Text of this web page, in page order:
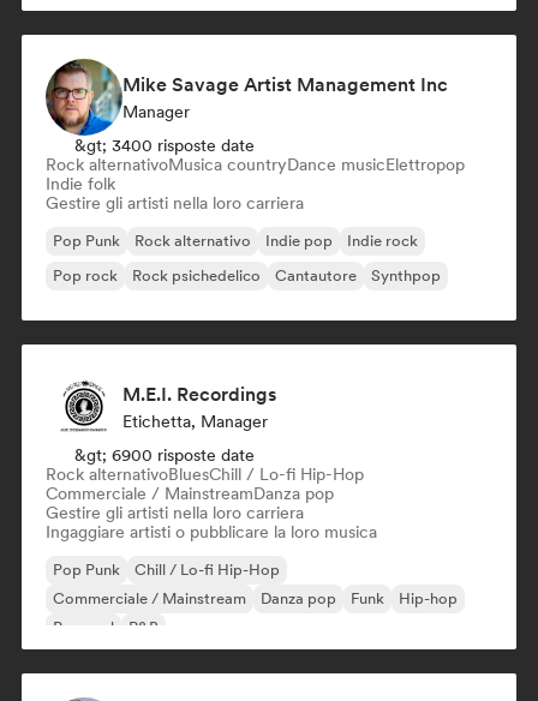
Mike Savage Artist Management Inc
Manager
&gt; 3400 risposte date
Rock alternativoMusica countryDance musicElettropop
Indie folk
Gestire gli artisti nella loro carriera
Pop Punk Rock alternativo Indie pop
Indie rock
Pop rock
Rock psichedelico Cantautore Synthpop
M.E.I. Recordings
Etichetta, Manager
&gt; 6900 risposte date
Rock alternativoBluesChill / Lo-fi Hip-Hop
Commerciale / MainstreamDanza pop
Gestire gli artisti nella loro carriera
Ingaggiare artisti o pubblicare la loro musica
Pop Punk
Chill / Lo-fi Hip-Hop
Commerciale / Mainstream
Danza pop Funk
Hip-hop
Pop soul
R&B